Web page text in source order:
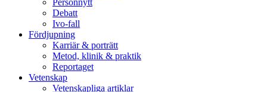
Personnytt
Debatt
Ivo-fall
Fördjupning
Karriär & porträtt
Metod, klinik & praktik
Reportaget
Vetenskap
Vetenskapliga artiklar